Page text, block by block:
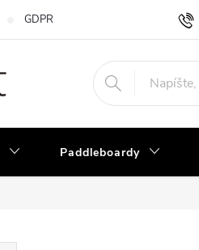
GDPR
Paddleboardy